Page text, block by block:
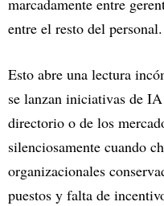
marcadamente entre
entre el resto del personal.
Esto abre una lectura
se lanzan iniciativas de
directorio o de los
silenciosamente cuando
organizacionales
puestos y falta de